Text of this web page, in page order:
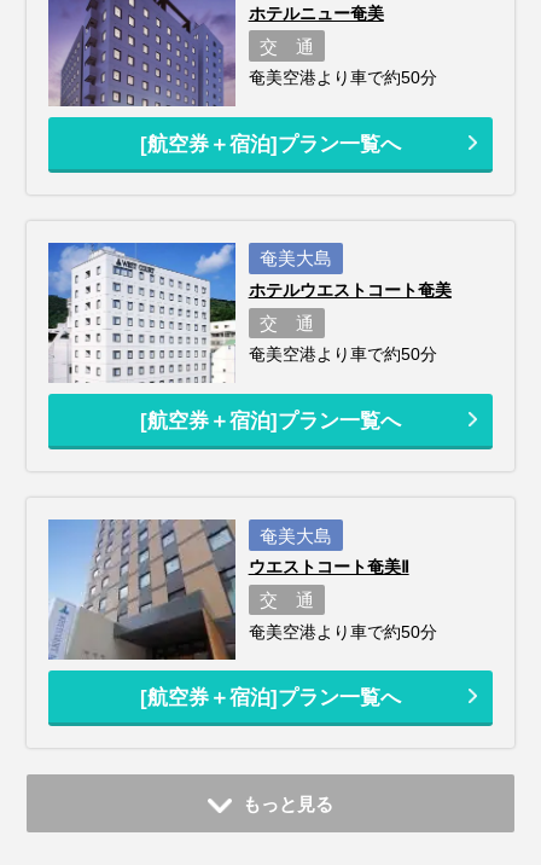
ホテルニュー奄美
交 通
奄美空港より車で約50分
[航空券＋宿泊]プラン一覧へ
奄美大島
ホテルウエストコート奄美
交 通
奄美空港より車で約50分
[航空券＋宿泊]プラン一覧へ
奄美大島
ウエストコート奄美Ⅱ
交 通
奄美空港より車で約50分
[航空券＋宿泊]プラン一覧へ
もっと見る